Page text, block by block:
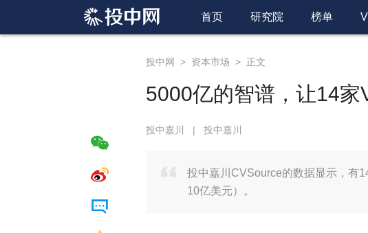
首页 研究院 榜单
投中网 > 资本市场 > 正文
5000亿的智谱，让14
投中嘉川 | 投中嘉川
投中嘉川CVSource的数据显示，有
10亿美元）。